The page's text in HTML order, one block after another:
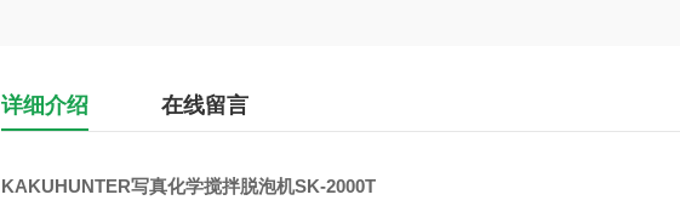
详细介绍 在线留言
KAKUHUNTER写真化学搅拌脱泡机SK-2000T